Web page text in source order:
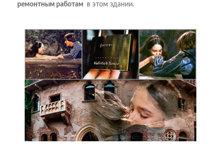
ремонтным работам в этом здании.